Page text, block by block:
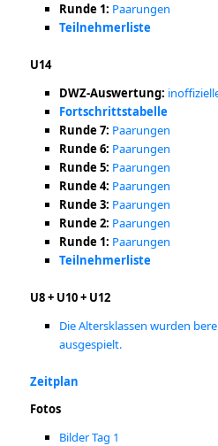
Runde 1: Paarungen
Teilnehmerliste
U14
DWZ-Auswertung:
Fortschrittstabelle
Runde 7: Paarungen
Runde 6: Paarungen
Runde 5: Paarungen
Runde 4: Paarungen
Runde 3: Paarungen
Runde 2: Paarungen
Runde 1: Paarungen
Teilnehmerliste
U8 + U10 + U12
Die Altersklassen wurden
ausgespielt.
Zeitplan
Fotos
Bilder Tag 1